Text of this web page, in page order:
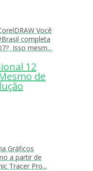
Você
completa
Isso mesm...
12
de
Gráficos
a partir de
Tracer Pro...